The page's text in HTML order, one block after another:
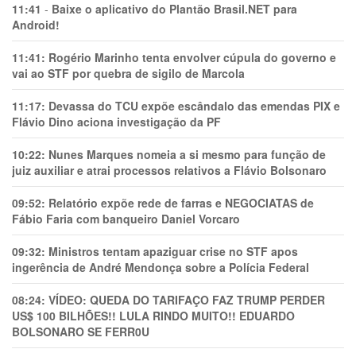
11:41 - Baixe o aplicativo do Plantão Brasil.NET para
Android!
11:41: Rogério Marinho tenta envolver cúpula do governo e
vai ao STF por quebra de sigilo de Marcola
11:17: Devassa do TCU expõe escândalo das emendas PIX e
Flávio Dino aciona investigação da PF
10:22: Nunes Marques nomeia a si mesmo para função de
juiz auxiliar e atrai processos relativos a Flávio Bolsonaro
09:52: Relatório expõe rede de farras e NEGOCIATAS de
Fábio Faria com banqueiro Daniel Vorcaro
09:32: Ministros tentam apaziguar crise no STF apos
ingerência de André Mendonça sobre a Polícia Federal
08:24: VÍDEO: QUEDA DO TARIFAÇO FAZ TRUMP PERDER
US$ 100 BILHÕES!! LULA RINDO MUITO!! EDUARDO
BOLSONARO SE FERR0U